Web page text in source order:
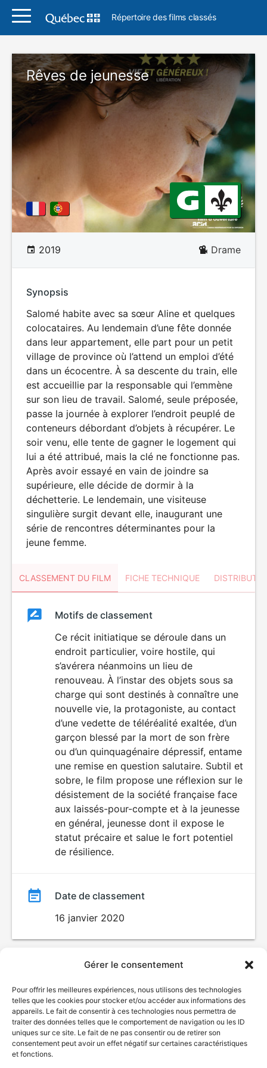
Gérer le consentement
Pour offrir les meilleures expériences, nous utilisons des technologies
telles que les cookies pour stocker et/ou accéder aux informations des
appareils. Le fait de consentir à ces technologies nous permettra de
traiter des données telles que le comportement de navigation ou les ID
uniques sur ce site. Le fait de ne pas consentir ou de retirer son
consentement peut avoir un effet négatif sur certaines caractéristiques
et fonctions.
Répertoire des films classés
Rêves de jeunesse
2019 Drame
Synopsis
Salomé habite avec sa sœur Aline et quelques
colocataires. Au lendemain d’une fête donnée
dans leur appartement, elle part pour un petit
village de province où l’attend un emploi d’été
dans un écocentre. À sa descente du train, elle
est accueillie par la responsable qui l’emmène
sur son lieu de travail. Salomé, seule préposée,
passe la journée à explorer l’endroit peuplé de
conteneurs débordant d’objets à récupérer. Le
soir venu, elle tente de gagner le logement qui
lui a été attribué, mais la clé ne fonctionne pas.
Après avoir essayé en vain de joindre sa
supérieure, elle décide de dormir à la
déchetterie. Le lendemain, une visiteuse
singulière surgit devant elle, inaugurant une
série de rencontres déterminantes pour la
jeune femme.
CLASSEMENT DU FILM FICHE TECHNIQUE
ClassementClassement
Motifs de classement
Ce récit initiatique se déroule dans un
endroit particulier, voire hostile, qui
s’avérera néanmoins un lieu de
renouveau. À l’instar des objets sous sa
charge qui sont destinés à connaître une
nouvelle vie, la protagoniste, au contact
d’une vedette de téléréalité exaltée, d’un
garçon blessé par la mort de son frère
ou d’un quinquagénaire dépressif, entame
une remise en question salutaire. Subtil et
sobre, le film propose une réflexion sur le
désistement de la société française face
aux laissés-pour-compte et à la jeunesse
en général, jeunesse dont il expose le
statut précaire et salue le fort potentiel
de résilience.
Date de classement
16 janvier 2020
© Gouvernement du Québec, 2026